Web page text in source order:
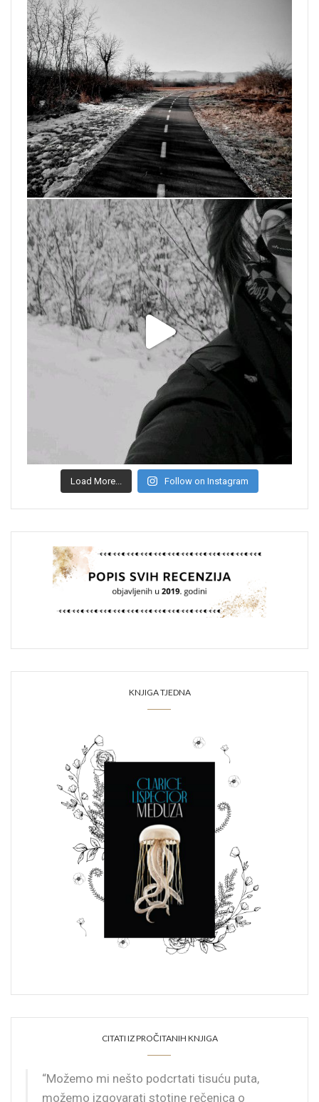
Load More... Follow on Instagram
KNJIGA TJEDNA
CITATI IZ PROČITANIH KNJIGA
“Možemo mi nešto podcrtati tisuću puta,
možemo izgovarati stotine rečenica o